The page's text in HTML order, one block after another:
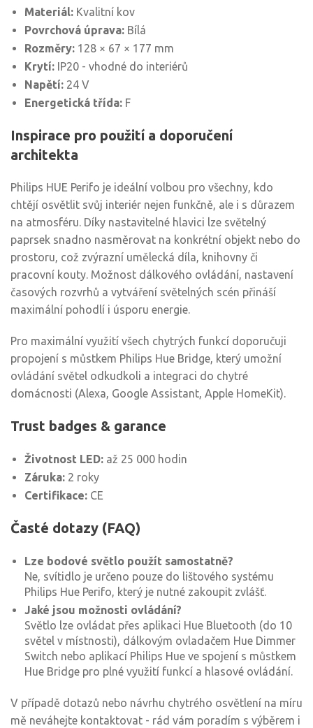
Materiál: Kvalitní kov
Povrchová úprava: Bílá
Rozměry: 128 × 67 × 177 mm
Krytí: IP20 - vhodné do interiérů
Napětí: 24 V
Energetická třída: F
Inspirace pro použití a doporučení
architekta
Philips HUE Perifo je ideální volbou pro všechny, kdo
chtějí osvětlit svůj interiér nejen funkčně, ale i s důrazem
na atmosféru. Díky nastavitelné hlavici lze světelný
paprsek snadno nasměrovat na konkrétní objekt nebo do
prostoru, což zvýrazní umělecká díla, knihovny či
pracovní kouty. Možnost dálkového ovládání, nastavení
časových rozvrhů a vytváření světelných scén přináší
maximální pohodlí i úsporu energie.
Pro maximální využití všech chytrých funkcí doporučuji
propojení s můstkem Philips Hue Bridge, který umožní
ovládání světel odkudkoli a integraci do chytré
domácnosti (Alexa, Google Assistant, Apple HomeKit).
Trust badges & garance
Životnost LED: až 25 000 hodin
Záruka: 2 roky
Certifikace: CE
Časté dotazy (FAQ)
Lze bodové světlo použít samostatně?
Ne, svítidlo je určeno pouze do lištového systému
Philips Hue Perifo, který je nutné zakoupit zvlášť.
Jaké jsou možnosti ovládání?
Světlo lze ovládat přes aplikaci Hue Bluetooth (do 10
světel v místnosti), dálkovým ovladačem Hue Dimmer
Switch nebo aplikací Philips Hue ve spojení s můstkem
Hue Bridge pro plné využití funkcí a hlasové ovládání.
V případě dotazů nebo návrhu chytrého osvětlení na míru
mě neváhejte kontaktovat - rád vám poradím s výběrem i